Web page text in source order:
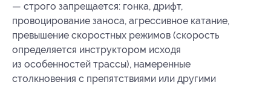
— строго запрещается: гонка, дрифт,
провоцирование заноса, агрессивное катание,
превышение скоростных режимов (скорость
определяется инструктором исходя
из особенностей трассы), намеренные
столкновения с препятствиями или другими